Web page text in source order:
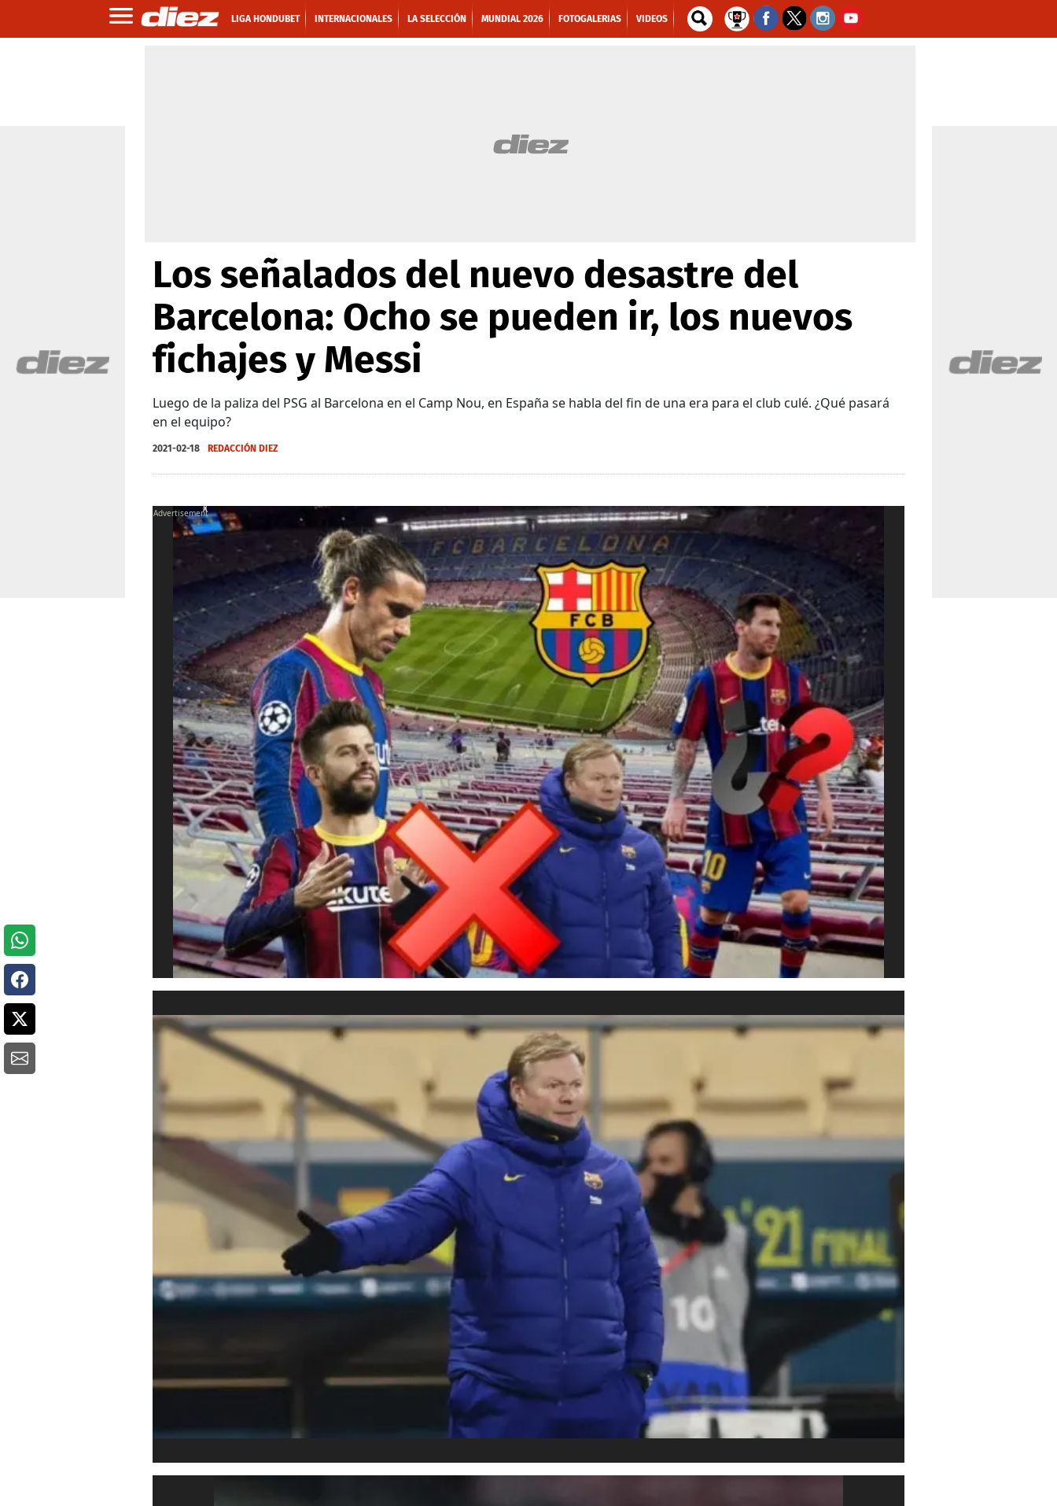
LIGA HONDUBET INTERNACIONALES LA SELECCIÓN MUNDIAL 2026 FOTOGALERIAS VIDEOS
Los señalados del nuevo desastre del
Barcelona: Ocho se pueden ir, los nuevos
fichajes y Messi
Luego de la paliza del PSG al Barcelona en el Camp Nou, en España se habla del fin de una era para el club culé. ¿Qué pasará
en el equipo?
2021-02-18 REDACCIÓN DIEZ
X